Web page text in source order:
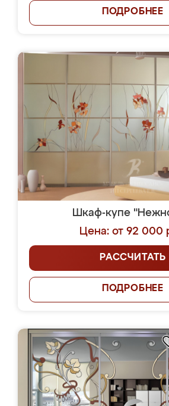
ПОДРОБНЕЕ
Шкаф-купе
Цена: от 92 000
РАССЧИТАТЬ
ПОДРОБНЕЕ